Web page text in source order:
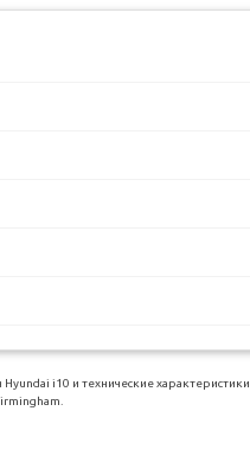
i10 и технические характеристики,